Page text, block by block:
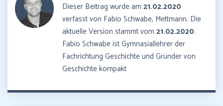
Dieser Beitrag wurde am 21.02.2020
verfasst von Fabio Schwabe, Mettmann. Die
aktuelle Version stammt vom 21.02.2020.
Fabio Schwabe ist Gymnasiallehrer der
Fachrichtung Geschichte und Gründer von
Geschichte kompakt